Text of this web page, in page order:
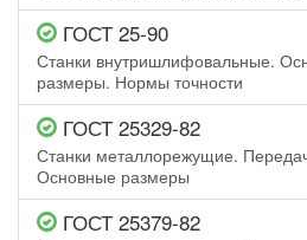
ГОСТ 25-90
Станки внутришлифовальные.
размеры. Нормы точности
ГОСТ 25329-82
Станки металлорежущие.
Основные размеры
ГОСТ 25379-82